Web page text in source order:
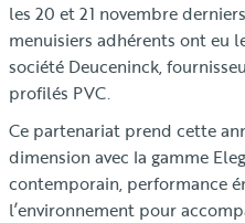
les 20 et 21 novembre
menuisiers adhérents ont eu
société Deuceninck,
profilés PVC.
Ce partenariat prend cette
dimension avec la gamme
contemporain, performance
l’environnement pour